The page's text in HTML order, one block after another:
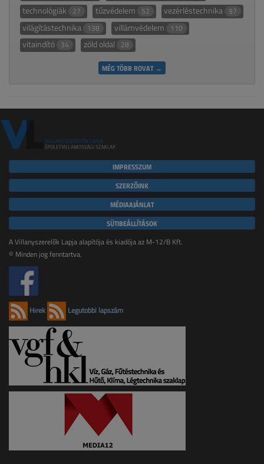
technológiák 27 tűzvédelem 52 vezérléstechnika 97
világítástechnika 138 villámvédelem 110
vitaindító 34 zöld oldal 28
MÉG TÖBB ROVAT →
IMPRESSZUM
SZERZŐINK
MÉDIAAJÁNLAT
SÜTIBEÁLLÍTÁSOK
A Villanyszerelők Lapja alapítója és kiadója az M-12/B Kft.
© Minden jog fenntartva.
Hírek Legutóbbi lapszám